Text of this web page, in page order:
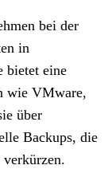
bei der
in
bietet eine
wie VMware,
über
Backups, die